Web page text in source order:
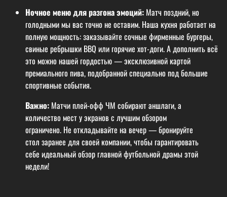
Ночное меню для разгона эмоций: Матч поздний, но
голодными мы вас точно не оставим. Наша кухня работает на
полную мощность: заказывайте сочные фирменные бургеры,
свиные ребрышки BBQ или горячие хот-доги. А дополнить всё
это можно нашей гордостью — эксклюзивной картой
премиального пива, подобранной специально под большие
спортивные события.
Важно: Матчи плей-офф ЧМ собирают аншлаги, а
количество мест у экранов с лучшим обзором
ограничено. Не откладывайте на вечер — бронируйте
стол заранее для своей компании, чтобы гарантировать
себе идеальный обзор главной футбольной драмы этой
недели!